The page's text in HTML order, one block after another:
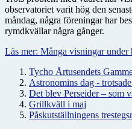
observatoriet varit hög den
måndag, några föreningar har
rymdkvällar några gånger.
Läs mer: Många visningar under
Tycho Årtusendets
Astronomins dag -
Det blev Perseider – som
Grillkväll i maj
Påskutställningens